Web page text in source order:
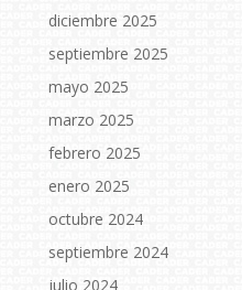
diciembre 2025
septiembre 2025
mayo 2025
marzo 2025
febrero 2025
enero 2025
octubre 2024
septiembre 2024
julio 2024